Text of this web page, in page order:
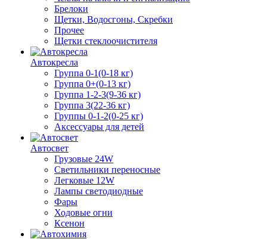
Брелоки
Щетки, Водосгоны, Скребки
Прочее
Щетки стеклоочистителя
Автокресла
Группа 0-1(0-18 кг)
Группа 0+(0-13 кг)
Группа 1-2-3(9-36 кг)
Группа 3(22-36 кг)
Группы 0-1-2(0-25 кг)
Аксессуары для детей
Автосвет
Грузовые 24W
Светильники переносные
Легковые 12W
Лампы светодиодные
Фары
Ходовые огни
Ксенон